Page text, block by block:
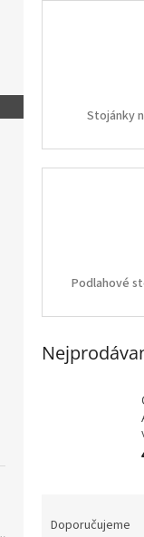
Stojánky
Podlahové
Doporučujeme